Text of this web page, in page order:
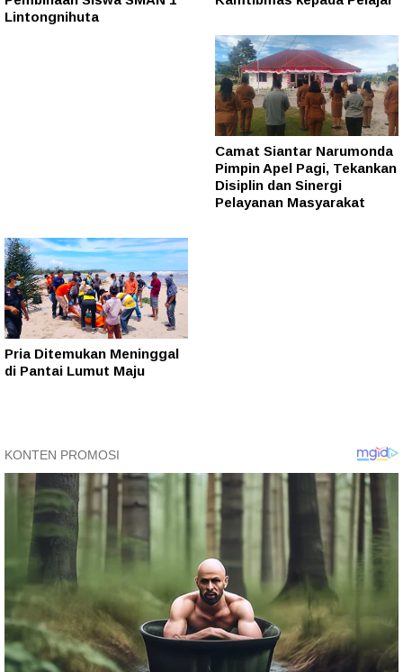
Lintongnihuta
Camat Siantar Narumonda
Pimpin Apel Pagi, Tekankan
Disiplin dan Sinergi
Pelayanan Masyarakat
Pria Ditemukan Meninggal
di Pantai Lumut Maju